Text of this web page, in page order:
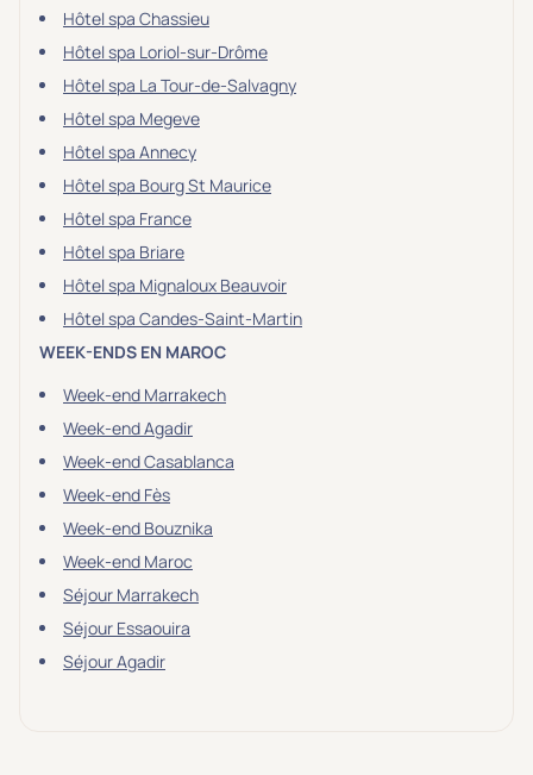
Hôtel spa Chassieu
Hôtel spa Loriol-sur-Drôme
Hôtel spa La Tour-de-Salvagny
Hôtel spa Megeve
Hôtel spa Annecy
Hôtel spa Bourg St Maurice
Hôtel spa France
Hôtel spa Briare
Hôtel spa Mignaloux Beauvoir
Hôtel spa Candes-Saint-Martin
WEEK-ENDS EN MAROC
Week-end Marrakech
Week-end Agadir
Week-end Casablanca
Week-end Fès
Week-end Bouznika
Week-end Maroc
Séjour Marrakech
Séjour Essaouira
Séjour Agadir